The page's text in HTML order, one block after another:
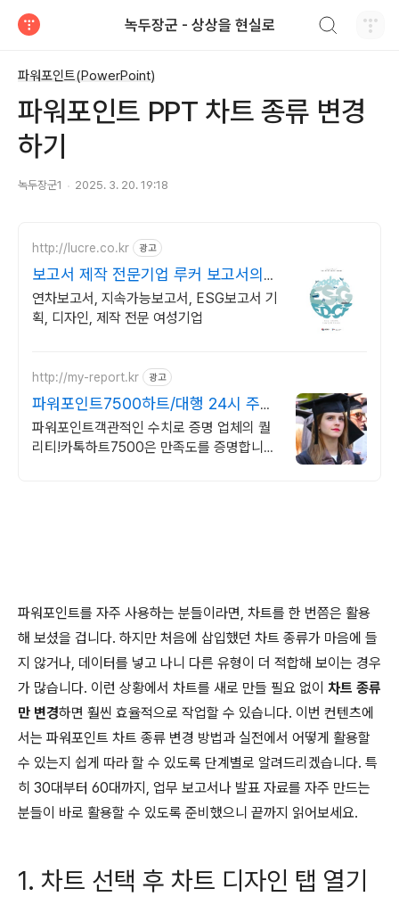
녹두장군 - 상상을 현실로
파워포인트(PowerPoint)
파워포인트 PPT 차트 종류 변경
하기
녹두장군1 2025. 3. 20. 19:18
http://lucre.co.kr 광고
보고서 제작 전문기업 루커 보고서의
명가
연차보고서, 지속가능보고서, ESG보고서 기
획, 디자인, 제작 전문 여성기업
http://my-report.kr 광고
파워포인트7500하트/대행 24시 주말
상담 가능 저렴
파워포인트객관적인 수치로 증명 업체의 퀄
리티!카톡하트7500은 만족도를 증명합니다
파워포인트를 자주 사용하는 분들이라면, 차트를 한 번쯤은 활용
해 보셨을 겁니다. 하지만 처음에 삽입했던 차트 종류가 마음에 들
지 않거나, 데이터를 넣고 나니 다른 유형이 더 적합해 보이는 경우
가 많습니다. 이런 상황에서 차트를 새로 만들 필요 없이 차트 종류
만 변경하면 훨씬 효율적으로 작업할 수 있습니다. 이번 컨텐츠에
서는 파워포인트 차트 종류 변경 방법과 실전에서 어떻게 활용할
수 있는지 쉽게 따라 할 수 있도록 단계별로 알려드리겠습니다. 특
히 30대부터 60대까지, 업무 보고서나 발표 자료를 자주 만드는
분들이 바로 활용할 수 있도록 준비했으니 끝까지 읽어보세요.
1. 차트 선택 후 차트 디자인 탭 열기